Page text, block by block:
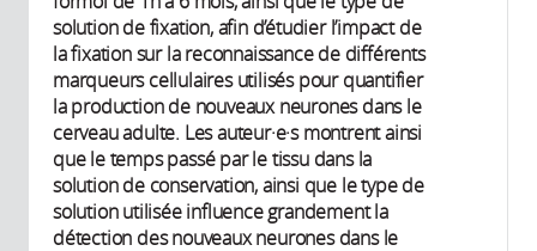
solution de fixation, afin d’étudier l’impact de
la fixation sur la reconnaissance de différents
marqueurs cellulaires utilisés pour quantifier
la production de nouveaux neurones dans le
cerveau adulte. Les auteur·e·s montrent ainsi
que le temps passé par le tissu dans la
solution de conservation, ainsi que le type de
solution utilisée influence grandement la
détection des nouveaux neurones dans le